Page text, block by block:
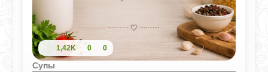
1,42K 0 0
Супы